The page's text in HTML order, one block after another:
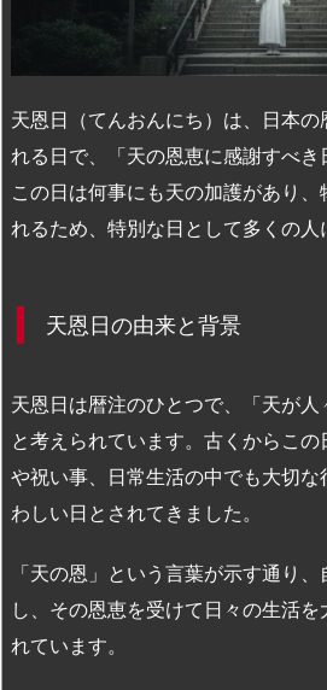
天恩日（てんおんにち）は、日本の
れる日で、「天の恩恵に感謝すべき
この日は何事にも天の加護があり、
れるため、特別な日として多くの人
天恩日の由来と背景
天恩日は暦注のひとつで、「天が人
と考えられています。古くからこ
や祝い事、日常生活の中でも大切な
わしい日とされてきました。
「天の恩」という言葉が示す通り
し、その恩恵を受けて日々の生活
れています。